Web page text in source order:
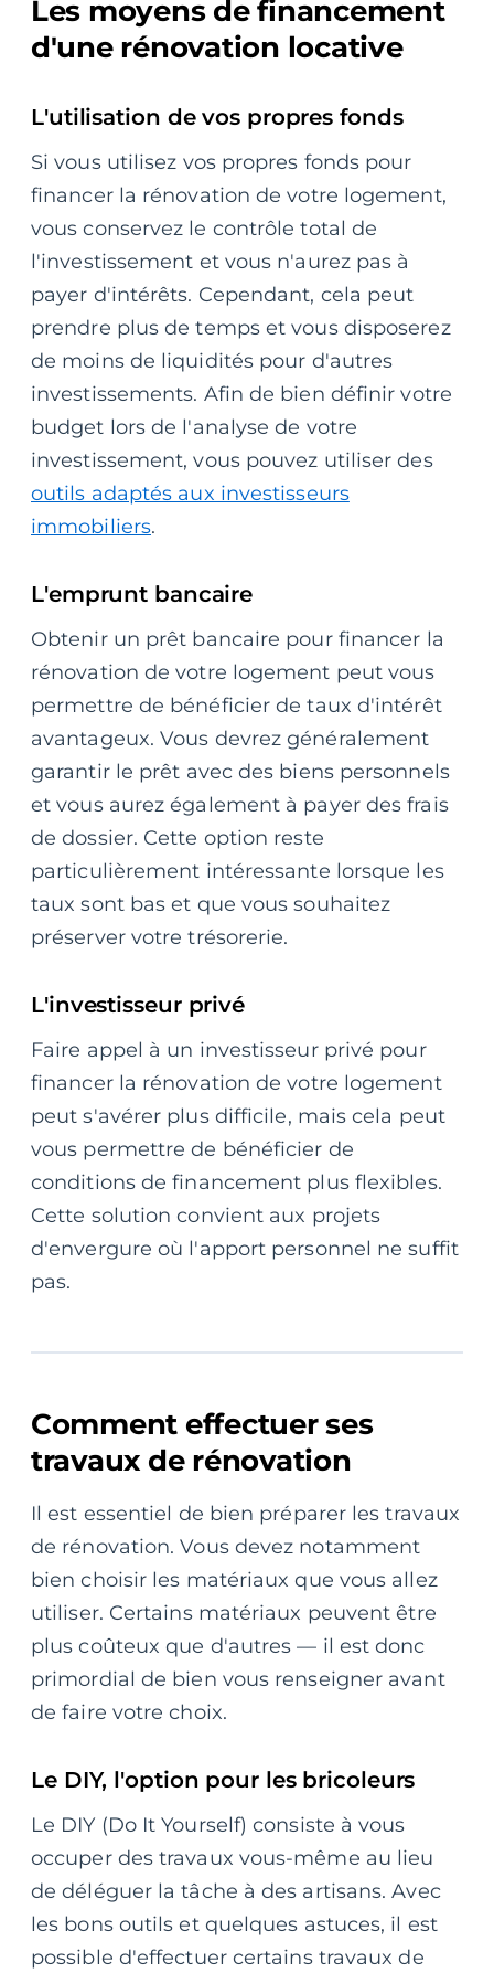
Les moyens de financement
d'une rénovation locative
L'utilisation de vos propres fonds
Si vous utilisez vos propres fonds pour
financer la rénovation de votre logement,
vous conservez le contrôle total de
l'investissement et vous n'aurez pas à
payer d'intérêts. Cependant, cela peut
prendre plus de temps et vous disposerez
de moins de liquidités pour d'autres
investissements. Afin de bien définir votre
budget lors de l'analyse de votre
investissement, vous pouvez utiliser des
outils adaptés aux investisseurs
immobiliers.
L'emprunt bancaire
Obtenir un prêt bancaire pour financer la
rénovation de votre logement peut vous
permettre de bénéficier de taux d'intérêt
avantageux. Vous devrez généralement
garantir le prêt avec des biens personnels
et vous aurez également à payer des frais
de dossier. Cette option reste
particulièrement intéressante lorsque les
taux sont bas et que vous souhaitez
préserver votre trésorerie.
L'investisseur privé
Faire appel à un investisseur privé pour
financer la rénovation de votre logement
peut s'avérer plus difficile, mais cela peut
vous permettre de bénéficier de
conditions de financement plus flexibles.
Cette solution convient aux projets
d'envergure où l'apport personnel ne suffit
pas.
Comment effectuer ses
travaux de rénovation
Il est essentiel de bien préparer les travaux
de rénovation. Vous devez notamment
bien choisir les matériaux que vous allez
utiliser. Certains matériaux peuvent être
plus coûteux que d'autres — il est donc
primordial de bien vous renseigner avant
de faire votre choix.
Le DIY, l'option pour les bricoleurs
Le DIY (Do It Yourself) consiste à vous
occuper des travaux vous-même au lieu
de déléguer la tâche à des artisans. Avec
les bons outils et quelques astuces, il est
possible d'effectuer certains travaux de